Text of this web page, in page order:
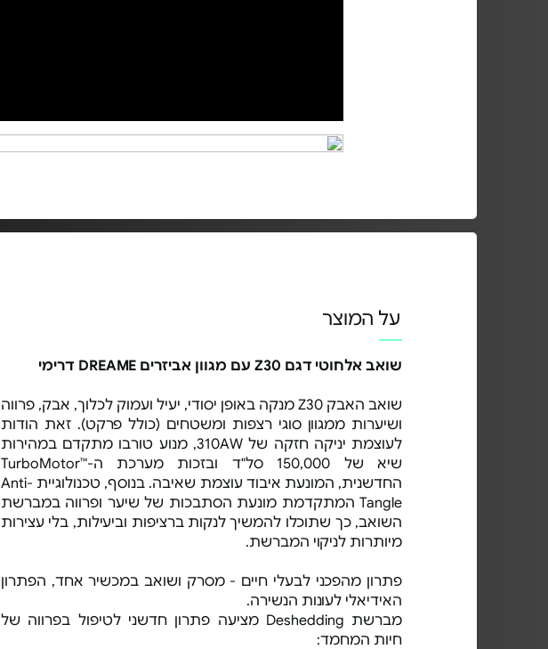
על המוצר
שואב אלחוטי דגם Z30 עם מגוון אביזרים DREAME דרימי
שואב האבק Z30 מנקה באופן יסודי, יעיל ועמוק לכלוך, אבק, פרווה
ושיערות ממגוון סוגי רצפות ומשטחים (כולל פרקט). זאת הודות
לעוצמת יניקה חזקה של 310AW, מנוע טורבו מתקדם במהירות
שיא של 150,000 סל"ד ובזכות מערכת ה-™TurboMotor
החדשנית, המונעת איבוד עוצמת שאיבה. בנוסף, טכנולוגיית Anti-
Tangle המתקדמת מונעת הסתבכות של שיער ופרווה במברשת
השואב, כך שתוכלו להמשיך לנקות ברציפות וביעילות, בלי עצירות
מיותרות לניקוי המברשת.
פתרון מהפכני לבעלי חיים - מסרק ושואב במכשיר אחד, הפתרון
האידיאלי לעונות הנשירה.
מברשת Deshedding מציעה פתרון חדשני לטיפול בפרווה של
חיות המחמד: